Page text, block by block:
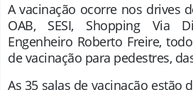
A vacinação ocorre nos drives
OAB, SESI, Shopping Via
Engenheiro Roberto Freire,
de vacinação para pedestres,
As 35 salas de vacinação estão